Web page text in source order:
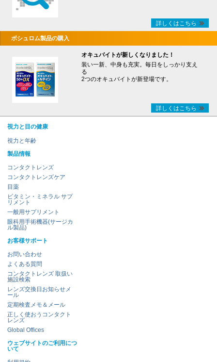
詳しくはこちら
ボシュロム製品の購入
オキュバイトが新しくなりました！
装い一新、中身も充実。毎日をしっかり支え
る
2つのオキュバイトが新登場です。
詳しくはこちら
視力と目の健康
視力と年齢
製品情報
コンタクトレンズ
コンタクトレンズケア
目薬
ビタミン・ミネラル サプ
リメント
一般用サプリメント
眼科用手術機器(サージカ
ル製品)
お客様サポート
お問い合わせ
よくある質問
コンタクトレンズ 取扱い
施設検索
レンズ交換日お知らせメ
ール
定期検査メモ＆メール
正しく使おうコンタクト
レンズ
Global Offices
ウェブサイトのご利用につ
いて